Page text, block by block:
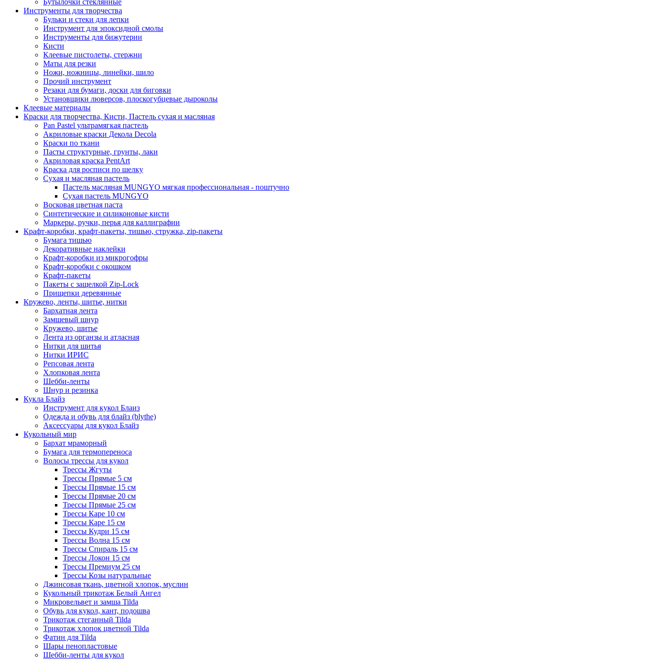
Инструменты для творчества
Бульки и стеки для лепки
Инструмент для эпоксидной смолы
Инструменты для бижутерии
Кисти
Клеевые пистолеты, стержни
Маты для резки
Ножи, ножницы, линейки, шило
Прочий инструмент
Резаки для бумаги, доски для биговки
Установщики люверсов, плоскогубцевые дыроколы
Клеевые материалы
Краски для творчества, Кисти, Пастель сухая и масляная
Pan Pastel ультрамягкая пастель
Акриловые краски Декола Decola
Краски по ткани
Пасты структурные, грунты, лаки
Акриловая краска PentArt
Краска для росписи по шелку
Cухая и масляная пастель
Пастель масляная MUNGYO мягкая профессиональная - поштучно
Сухая пастель MUNGYO
Восковая цветная паста
Синтетические и силиконовые кисти
Маркеры, ручки, перья для каллиграфии
Крафт-коробки, крафт-пакеты, тишью, стружка, zip-пакеты
Бумага тишью
Декоративные наклейки
Крафт-коробки из микрогофры
Крафт-коробки с окошком
Крафт-пакеты
Пакеты с защелкой Zip-Lock
Прищепки деревянные
Кружево, ленты, шитье, нитки
Бархатная лента
Замшевый шнур
Кружево, шитье
Лента из органзы и атласная
Нитки для шитья
Нитки ИРИС
Репсовая лента
Хлопковая лента
Шебби-ленты
Шнур и резинка
Кукла Блайз
Инструмент для кукол Блаиз
Одежда и обувь для блайз (blythe)
Аксессуары для кукол Блайз
Кукольный мир
Бархат мраморный
Бумага для термопереноса
Волосы трессы для кукол
Трессы Жгуты
Трессы Прямые 5 см
Трессы Прямые 15 см
Трессы Прямые 20 см
Трессы Прямые 25 см
Трессы Каре 10 см
Трессы Каре 15 см
Трессы Кудри 15 см
Трессы Волна 15 см
Трессы Спираль 15 см
Трессы Локон 15 см
Трессы Премиум 25 см
Трессы Козы натуральные
Джинсовая ткань, цветной хлопок, муслин
Кукольный трикотаж Белый Ангел
Микровельвет и замша Tilda
Обувь для кукол, кант, подошва
Трикотаж стеганный Tilda
Трикотаж хлопок цветной Tilda
Фатин для Tilda
Шары пенопластовые
Шебби-ленты для кукол